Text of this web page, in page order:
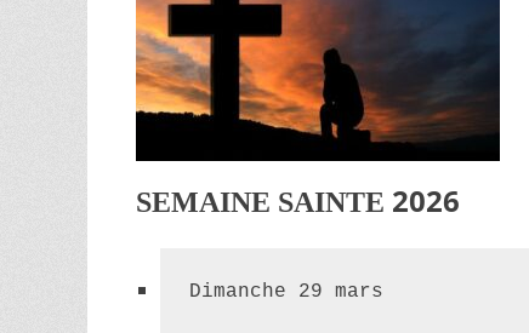
SEMAINE SAINTE 2026
Dimanche 29 mars